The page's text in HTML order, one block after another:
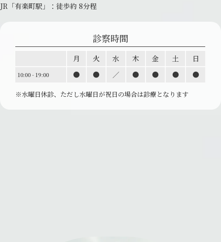
JR「有楽町駅」：徒歩約 8分程
診察時間
月 火 水 木 金 土 日
10:00 - 19:00 ● ● ／ ● ● ● ●
※水曜日休診、ただし水曜日が祝日の場合は診療となります